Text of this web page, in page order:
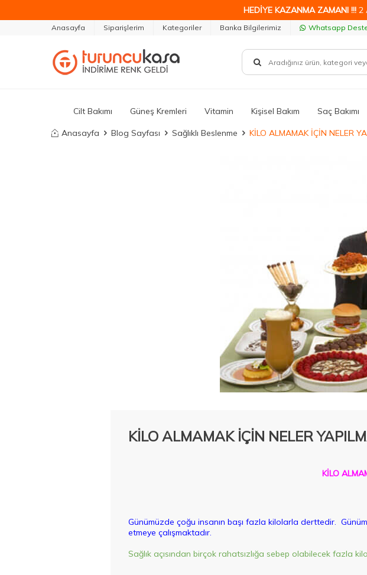
HEDİYE KAZANMA ZAMANI !!! 2
Anasayfa Siparişlerim Kategoriler Banka Bilgilerimiz Whatsapp
Cilt Bakımı Güneş Kremleri Vitamin Kişisel Bakım Saç Bakımı
Anasayfa Blog Sayfası Sağlıklı Beslenme KİLO ALMAMAK İÇİN NELER
KİLO ALMAMAK İÇİN NELER
KİLO
Günümüzde çoğu insanın başı fazla kilolarla derttedir.
etmeye çalışmaktadır.
Sağlık açısından birçok rahatsızlığa sebep olabilecek fazla